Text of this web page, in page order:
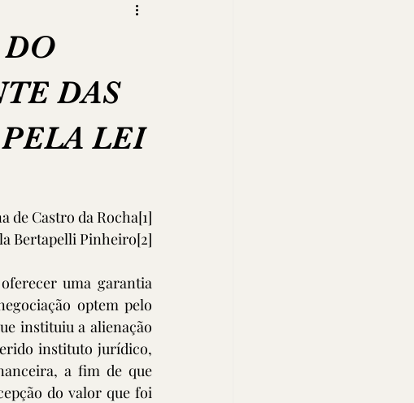
DAS
LEI
de Castro da Rocha[1]
Bertapelli Pinheiro[2]
uma garantia
optem pelo
instituiu a alienação
instituto jurídico,
a fim de que
do valor que foi